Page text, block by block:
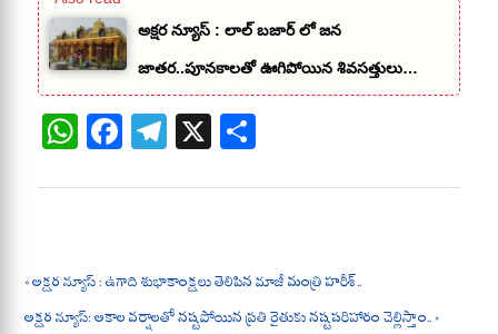
అక్షర న్యూస్ : లాల్ బజార్ లో జన
జాతర..పూనకాలతో ఊగిపోయిన శివసత్తులు…
W
ha
ts
pp
Fa
ce
bo
Te
le
gr
m
X ha
re
« అక్షర న్యూస్ : ఉగాది శుభాకాంక్షలు తెలిపిన మాజీ మంత్రి హరీశ్..
అక్షర న్యూస్: అకాల వర్షాలతో నష్టపోయిన ప్రతి రైతుకు నష్టపరిహారం చెల్లిస్తాం.. »